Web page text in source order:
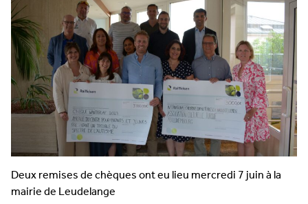
Deux remises de chèques ont eu lieu mercredi 7 juin à la
mairie de Leudelange